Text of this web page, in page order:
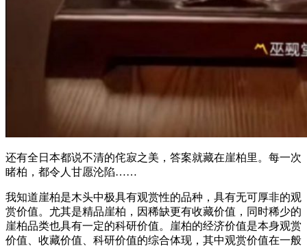
还有全日本都说不清的侘寂之美，答案就藏在崖柏里。每一次
睹柏，都令人甘愿沦陷……
我知道崖柏是木头中极具有观赏性的品种，具有无可厚非的观
赏价值。尤其是精品崖柏，因稀缺更有收藏价值，同时稀少的
崖柏品类也具有一定的科研价值。崖柏的经济价值是本身观赏
价值、收藏价值、科研价值的综合体现，其中观赏价值在一般